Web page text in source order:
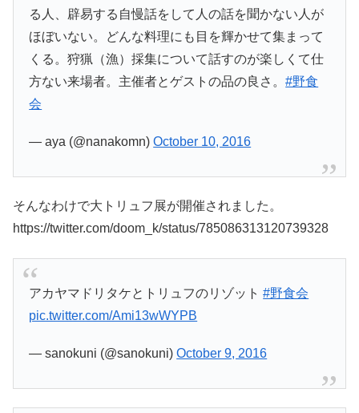
る人、辟易する自慢話をして人の話を聞かない人が
ほぼいない。どんな料理にも目を輝かせて集まって
くる。狩猟（漁）採集について話すのが楽しくて仕
方ない来場者。主催者とゲストの品の良さ。#野食
会
— aya (@nanakomn)October 10, 2016
そんなわけで大トリュフ展が開催されました。
https://twitter.com/doom_k/status/785086313120739328
アカヤマドリタケとトリュフのリゾット#野食会
pic.twitter.com/Ami13wWYPB
— sanokuni (@sanokuni)October 9, 2016